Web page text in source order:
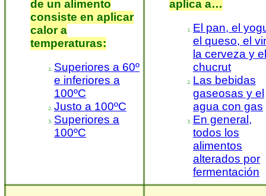
de un alimento
consiste en aplicar
calor a
temperaturas:
Superiores a 60º
e inferiores a
100ºC
Justo a 100ºC
Superiores a
100ºC
aplica a…
El pan, el
el queso, el
la cerveza y el
chucrut
Las bebidas
gaseosas y el
agua con gas
En general,
todos los
alimentos
alterados por
fermentación